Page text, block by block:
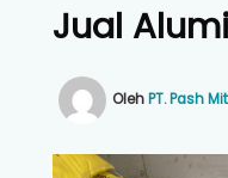
Jual
OlehPT. Pash